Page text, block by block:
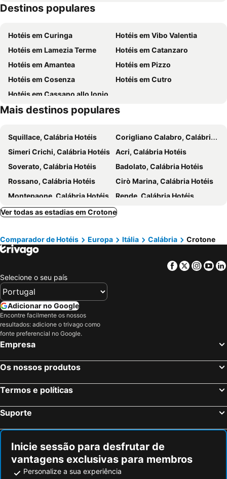
Destinos populares
Hotéis em Curinga
Hotéis em Vibo Valentia
Hotéis em Lamezia Terme
Hotéis em Catanzaro
Hotéis em Amantea
Hotéis em Pizzo
Hotéis em Cosenza
Hotéis em Cutro
Hotéis em Cassano allo Ionio
Mais destinos populares
Squillace, Calábria Hotéis
Corigliano Calabro, Calábria Hotéis
Simeri Crichi, Calábria Hotéis
Acri, Calábria Hotéis
Soverato, Calábria Hotéis
Badolato, Calábria Hotéis
Rossano, Calábria Hotéis
Cirò Marina, Calábria Hotéis
Montepaone, Calábria Hotéis
Rende, Calábria Hotéis
Terranova da Sibari, Calábria Hotéis
Villapiana, Calábria Hotéis
Melissa, Calábria Hotéis
Sersale, Calábria Hotéis
Marcellinara, Calábria Hotéis
Fiumefreddo Bruzio, Calábria Hotéis
Catania, Sicília Hotéis
Giardini-Naxos, Sicília Hotéis
Tropea, Calábria Hotéis
Capo Vaticano, Calábria Hotéis
Ricadi, Calábria Hotéis
Florença, Toscana Hotéis
Bolonha, Emília-Romanha Hotéis
Palermo, Sicília Hotéis
Ver todas as estadias em Crotone
Comparador de Hotéis Europa Itália Calábria Crotone
Facebook
Twitter
Selecione o seu país
Adicionar no Google
Encontre facilmente os nossos
resultados: adicione o trivago como
fonte preferencial no Google.
Empresa
Os nossos produtos
Termos e políticas
Suporte
Inicie sessão para desfrutar de
vantagens exclusivas para membros
Personalize a sua experiência